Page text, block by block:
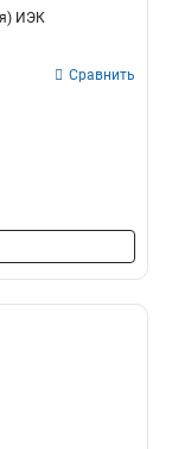
ИЭК
Сравнить